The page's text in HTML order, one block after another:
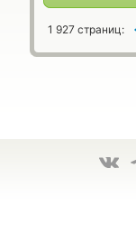
1 927 страниц: